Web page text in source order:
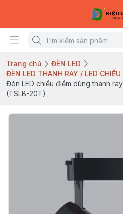
Trang chủ
ĐÈN LED
ĐÈN LED THANH RAY / LED
Đèn LED chiếu điểm dùng thanh
(TSLB-20T)